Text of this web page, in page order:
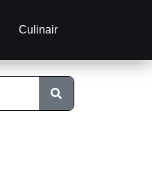
Culinair